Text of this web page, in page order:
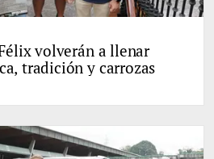
volverán a llenar
tradición y carrozas